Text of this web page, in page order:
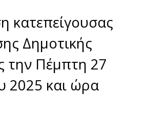
κατεπείγουσας
Δημοτικής
την Πέμπτη 27
2025 και ώρα